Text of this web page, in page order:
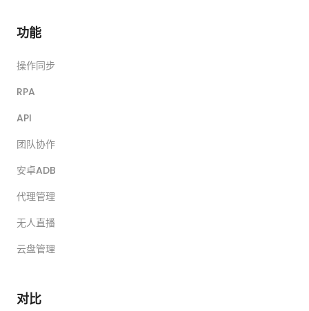
功能
操作同步
RPA
API
团队协作
安卓ADB
代理管理
无人直播
云盘管理
对比